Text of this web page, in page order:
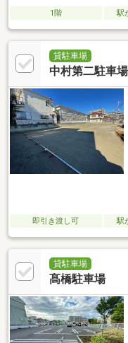
1階 駅
貸駐車場
中村第二駐車場
即引き渡し可 駅
貸駐車場
髙橋駐車場